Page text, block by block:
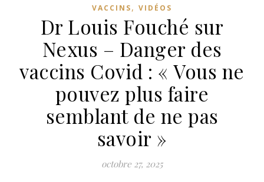
VACCINS, VIDÉOS
Dr Louis Fouché sur
Nexus – Danger des
vaccins Covid : « Vous ne
pouvez plus faire
semblant de ne pas
savoir »
octobre 27, 2025